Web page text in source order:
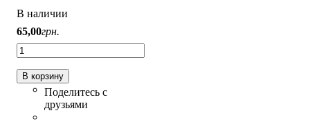
В наличии
65,00грн.
В корзину